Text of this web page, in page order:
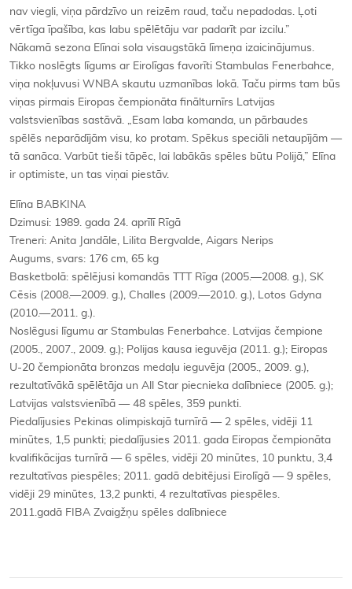
nav viegli, viņa pārdzīvo un reizēm raud, taču nepadodas. Ļoti
vērtīga īpašība, kas labu spēlētāju var padarīt par izcilu.”
Nākamā sezona Elīnai sola visaugstākā līmeņa izaicinājumus.
Tikko noslēgts līgums ar Eirolīgas favorīti Stambulas Fenerbahce,
viņa nokļuvusi WNBA skautu uzmanības lokā. Taču pirms tam būs
viņas pirmais Eiropas čempionāta finālturnīrs Latvijas
valstsvienības sastāvā. „Esam laba komanda, un pārbaudes
spēlēs neparādījām visu, ko protam. Spēkus speciāli netaupījām —
tā sanāca. Varbūt tieši tāpēc, lai labākās spēles būtu Polijā,” Elīna
ir optimiste, un tas viņai piestāv.
Elīna BABKINA
Dzimusi: 1989. gada 24. aprīlī Rīgā
Treneri: Anita Jandāle, Lilita Bergvalde, Aigars Nerips
Augums, svars: 176 cm, 65 kg
Basketbolā: spēlējusi komandās TTT Rīga (2005.—2008. g.), SK
Cēsis (2008.—2009. g.), Challes (2009.—2010. g.), Lotos Gdyna
(2010.—2011. g.).
Noslēgusi līgumu ar Stambulas Fenerbahce. Latvijas čempione
(2005., 2007., 2009. g.); Polijas kausa ieguvēja (2011. g.); Eiropas
U-20 čempionāta bronzas medaļu ieguvēja (2005., 2009. g.),
rezultatīvākā spēlētāja un All Star piecnieka dalībniece (2005. g.);
Latvijas valstsvienībā — 48 spēles, 359 punkti.
Piedalījusies Pekinas olimpiskajā turnīrā — 2 spēles, vidēji 11
minūtes, 1,5 punkti; piedalījusies 2011. gada Eiropas čempionāta
kvalifikācijas turnīrā — 6 spēles, vidēji 20 minūtes, 10 punktu, 3,4
rezultatīvas piespēles; 2011. gadā debitējusi Eirolīgā — 9 spēles,
vidēji 29 minūtes, 13,2 punkti, 4 rezultatīvas piespēles.
2011.gadā FIBA Zvaigžņu spēles dalībniece